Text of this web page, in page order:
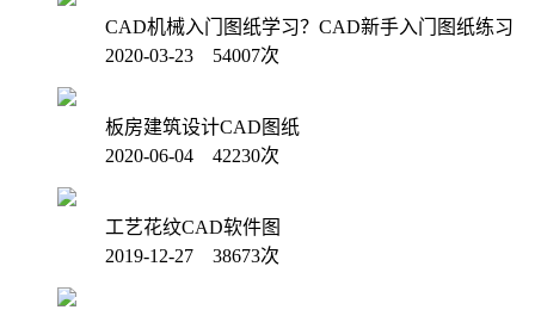
CAD机械入门图纸学习？CAD新手入门图纸练习
2020-03-23 54007次
板房建筑设计CAD图纸
2020-06-04 42230次
工艺花纹CAD软件图
2019-12-27 38673次